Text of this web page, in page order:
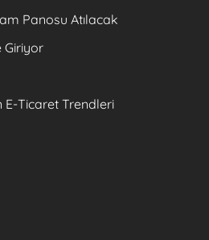
Panosu Atılacak
Giriyor
E-Ticaret Trendleri